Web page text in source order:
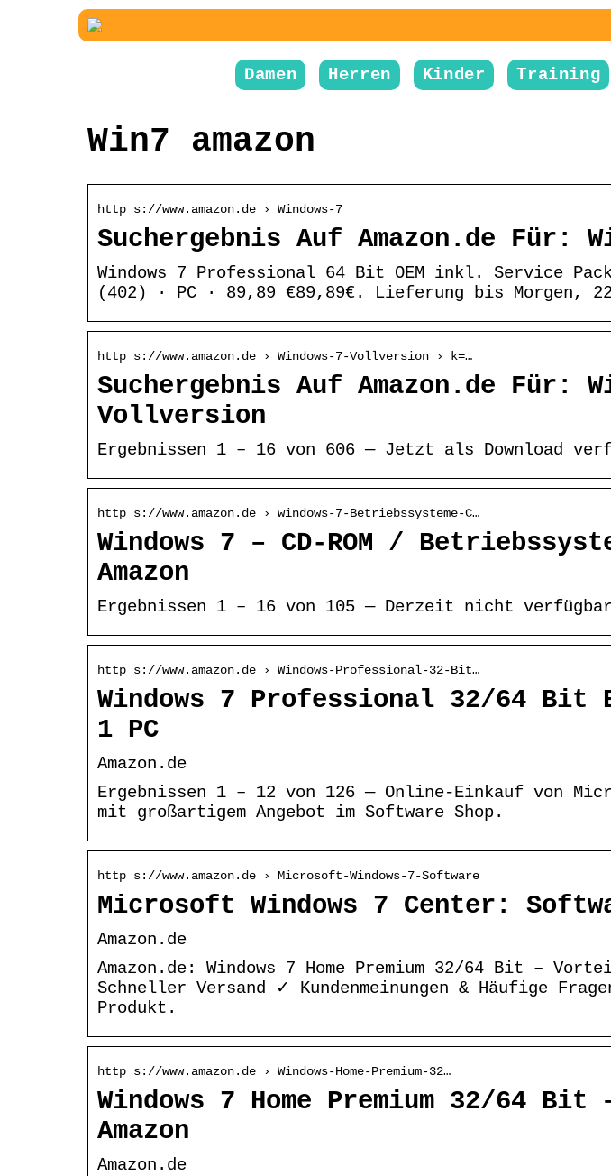
Damen Herren Kinder Training
Win7 amazon
http s://www.amazon.de › Windows-7
Suchergebnis Auf Amazon.de Für:
Windows 7 Professional 64 Bit OEM inkl. Service
(402) · PC · 89,89 €89,89€. Lieferung bis Morgen,
http s://www.amazon.de › Windows-7-Vollversion › k=…
Suchergebnis Auf Amazon.de Für:
Vollversion
Ergebnissen 1 – 16 von 606 — Jetzt als Download
http s://www.amazon.de › windows-7-Betriebssysteme-C…
Windows 7 – CD-ROM /
Amazon
Ergebnissen 1 – 16 von 105 — Derzeit nicht
http s://www.amazon.de › Windows-Professional-32-Bit…
Windows 7 Professional 32/64 Bit
1 PC
Amazon.de
Ergebnissen 1 – 12 von 126 — Online-Einkauf von
mit großartigem Angebot im Software Shop.
http s://www.amazon.de › Microsoft-Windows-7-Software
Microsoft Windows 7 Center:
Amazon.de
Amazon.de: Windows 7 Home Premium 32/64 Bit –
Schneller Versand ✓ Kundenmeinungen & Häufige
Produkt.
http s://www.amazon.de › Windows-Home-Premium-32…
Windows 7 Home Premium 32/64
Amazon
Amazon.de